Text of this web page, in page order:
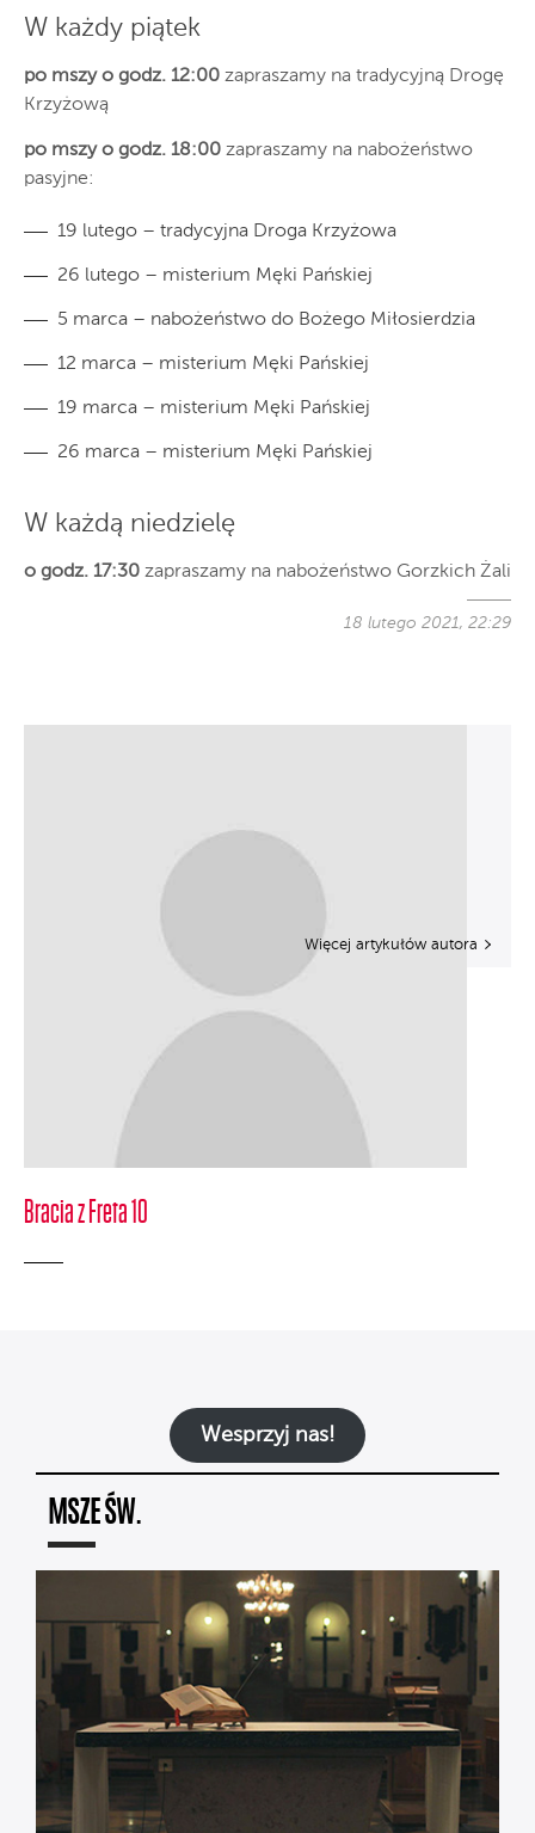
W każdy piątek
po mszy o godz. 12:00 zapraszamy na tradycyjną Drogę
Krzyżową
po mszy o godz. 18:00 zapraszamy na nabożeństwo
pasyjne:
19 lutego – tradycyjna Droga Krzyżowa
26 lutego – misterium Męki Pańskiej
5 marca – nabożeństwo do Bożego Miłosierdzia
12 marca – misterium Męki Pańskiej
19 marca – misterium Męki Pańskiej
26 marca – misterium Męki Pańskiej
W każdą niedzielę
o godz. 17:30 zapraszamy na nabożeństwo Gorzkich Żali
18 lutego 2021, 22:29
Bracia z Freta 10
Więcej artykułów autora
Wesprzyj nas!
MSZE ŚW.